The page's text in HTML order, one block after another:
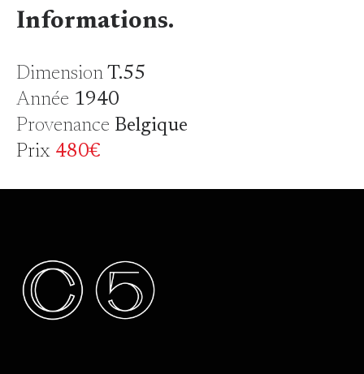
Informations.
DimensionT.55
Année 1940
Provenance Belgique
Prix 480€